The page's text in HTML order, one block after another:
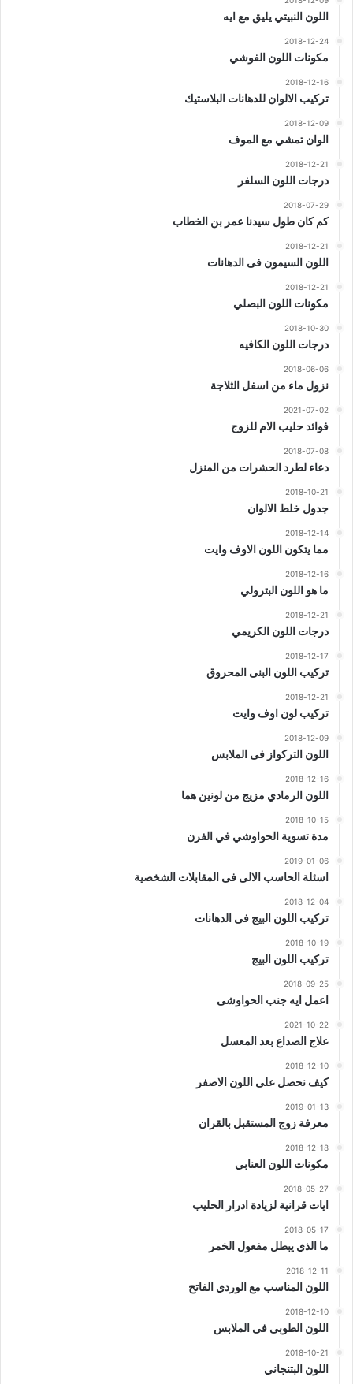
اللون النبيتي يليق مع ايه
2018-12-24
مكونات اللون الفوشي
2018-12-16
تركيب الالوان للدهانات البلاستيك
2018-12-09
الوان تمشي مع الموف
2018-12-21
درجات اللون السلفر
2018-07-29
كم كان طول سيدنا عمر بن الخطاب
2018-12-21
اللون السيمون فى الدهانات
2018-12-21
مكونات اللون البصلي
2018-10-30
درجات اللون الكافيه
2018-06-06
نزول ماء من اسفل الثلاجة
2021-07-02
فوائد حليب الام للزوج
2018-07-08
دعاء لطرد الحشرات من المنزل
2018-10-21
جدول خلط الالوان
2018-12-14
مما يتكون اللون الاوف وايت
2018-12-16
ما هو اللون البترولي
2018-12-21
درجات اللون الكريمي
2018-12-17
تركيب اللون البنى المحروق
2018-12-21
تركيب لون اوف وايت
2018-12-09
اللون التركواز فى الملابس
2018-12-16
اللون الرمادي مزيج من لونين هما
2018-10-15
مدة تسوية الحواوشي في الفرن
2019-01-06
اسئلة الحاسب الالى فى المقابلات الشخصية
2018-12-04
تركيب اللون البيج فى الدهانات
2018-10-19
تركيب اللون البيج
2018-09-25
اعمل ايه جنب الحواوشى
2021-10-22
علاج الصداع بعد المعسل
2018-12-10
كيف نحصل على اللون الاصفر
2019-01-13
معرفة زوج المستقبل بالقران
2018-12-18
مكونات اللون العنابي
2018-05-27
ايات قرانية لزيادة ادرار الحليب
2018-05-17
ما الذي يبطل مفعول الخمر
2018-12-11
اللون المناسب مع الوردي الفاتح
2018-12-10
اللون الطوبى فى الملابس
2018-10-21
اللون البتنجاني